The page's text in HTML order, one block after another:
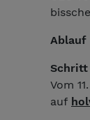
Ablauf
Schritt
Vom
auf